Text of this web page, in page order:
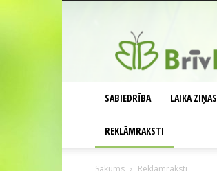
SABIEDRĪBA LAIKA ZIŅAS
REKLĀMRAKSTI
Sākums Reklāmraksti